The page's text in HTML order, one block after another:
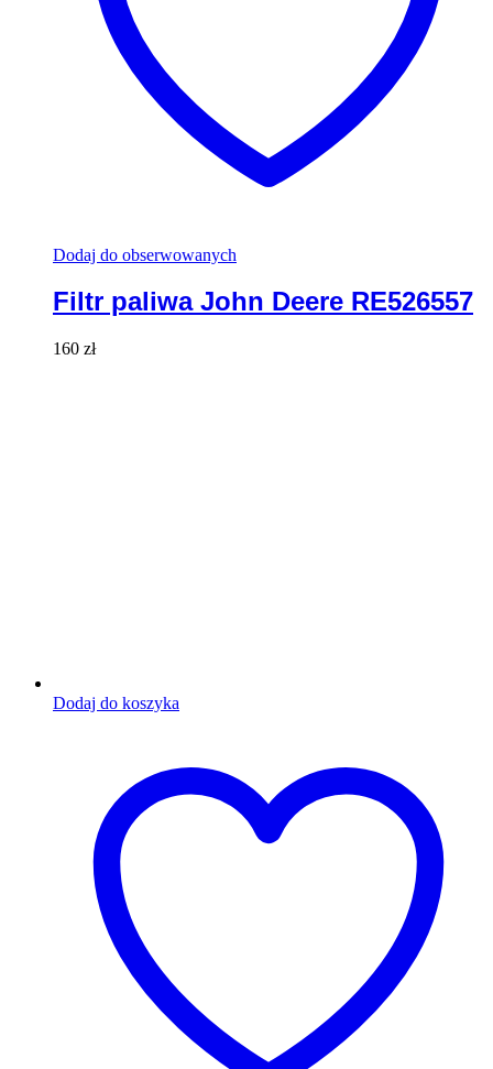
Dodaj do obserwowanych
Filtr paliwa John Deere RE526557
160 zł
Dodaj do koszyka